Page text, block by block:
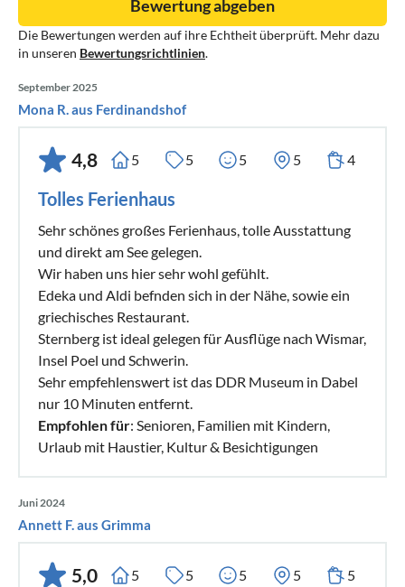
Die Bewertungen werden auf ihre Echtheit überprüft. Mehr dazu
in unseren Bewertungsrichtlinien.
Bewertung abgeben
September 2025
Mona R. aus Ferdinandshof
4,8 5 5 5 5 4
Tolles Ferienhaus
Sehr schönes großes Ferienhaus, tolle Ausstattung
und direkt am See gelegen.
Wir haben uns hier sehr wohl gefühlt.
Edeka und Aldi befnden sich in der Nähe, sowie ein
griechisches Restaurant.
Sternberg ist ideal gelegen für Ausflüge nach Wismar,
Insel Poel und Schwerin.
Sehr empfehlenswert ist das DDR Museum in Dabel
nur 10 Minuten entfernt.
Empfohlen für: Senioren, Familien mit Kindern,
Urlaub mit Haustier, Kultur & Besichtigungen
Juni 2024
Annett F. aus Grimma
5,0 5 5 5 5 5